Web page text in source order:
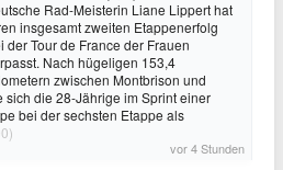
Rad-Meisterin Liane Lippert hat
insgesamt zweiten Etappenerfolg
der Tour de France der Frauen
Nach hügeligen 153,4
zwischen Montbrison und
sich die 28-Jährige im Sprint einer
bei der sechsten Etappe als
vor 4 Stunden